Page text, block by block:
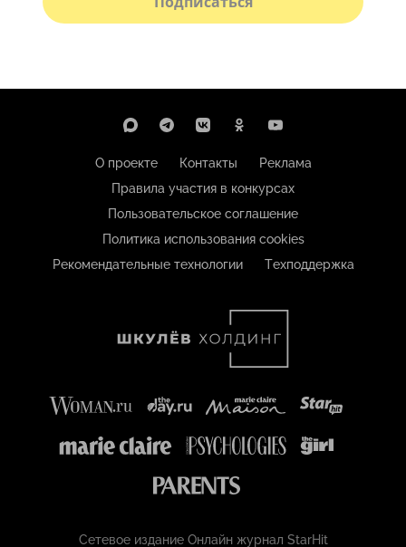
О проекте Контакты
Реклама
Правила участия в конкурсах
Пользовательское соглашение
Политика использования cookies
Рекомендательные технологии
Техподдержка
Сетевое издание Онлайн журнал StarHit